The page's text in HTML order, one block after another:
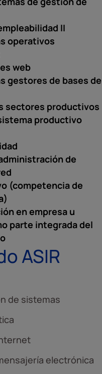
II
operativos
web
gestores de bases de
sectores productivos
productivo
de
(competencia de
en empresa u
parte integrada del
ASIR
de sistemas
electrónica